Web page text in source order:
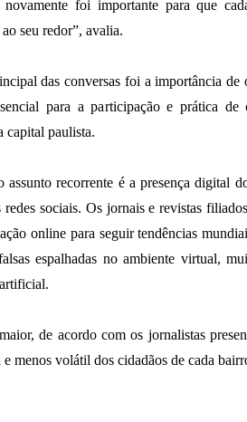
novamente foi importante para que
seu redor”, avalia.
das conversas foi a importância de
para a participação e prática de
capital paulista.
assunto recorrente é a presença digital
redes sociais. Os jornais e revistas
online para seguir tendências
espalhadas no ambiente virtual,
de acordo com os jornalistas
menos volátil dos cidadãos de cada